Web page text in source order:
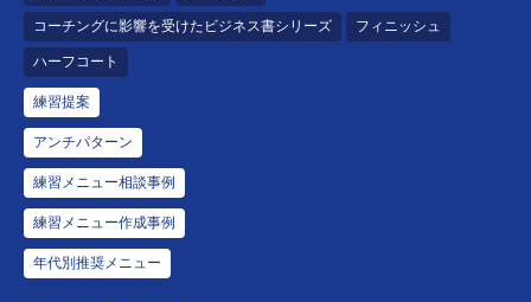
コーチングに影響を受けたビジネス書シリーズ フィニッシュ
ハーフコート
練習提案
アンチパターン
練習メニュー相談事例
練習メニュー作成事例
年代別推奨メニュー